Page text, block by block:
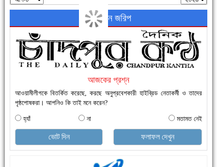
নতুনবাজার ফাঁড়ি পুলিশের অভিযানে ৪০ পিচ ইয়াবাসহ ১ জন গ্রেফতার
এক সপ্তাহে শনাক্ত বেড়েছে ৫৫%, মৃত্যু ৪৬%
অনলাইন জরিপ
আজকের প্রশ্ন
আওয়ামীলীগকে বিতর্কিত করেছে, করছে অনুপ্রবেশকারী হাইব্রিড নেতাকর্মী ও তাদের
পৃষ্ঠপোষকরা। আপনিও কি তাই মনে করেন?
হ্যাঁ না মতামত নেই
ভোট দিন ফলাফল দেখুন